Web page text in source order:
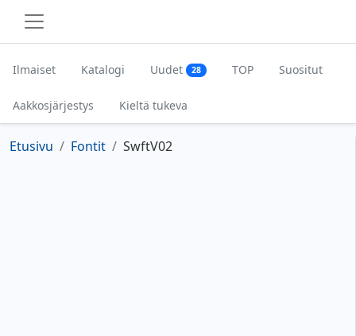
Ilmaiset Katalogi Uudet 28 TOP Suositut
Aakkosjärjestys Kieltä tukeva
Etusivu Fontit SwftV02